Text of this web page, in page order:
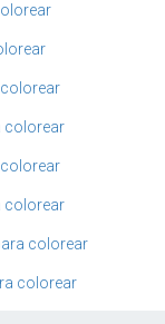
colorear
colorear
colorear
colorear